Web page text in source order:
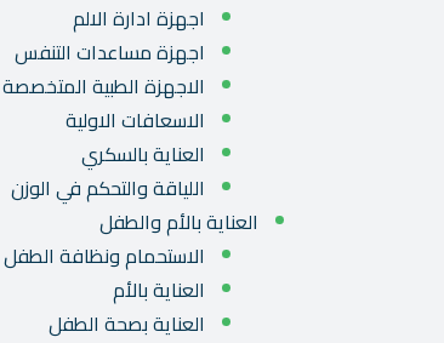
اجهزة ادارة الالم
اجهزة مساعدات التنفس
الاجهزة الطبية المتخصصة
الاسعافات الاولية
العناية بالسكري
اللياقة والتحكم في الوزن
العناية بالأم والطفل
الاستحمام ونظافة الطفل
العناية بالأم
العناية بصحة الطفل